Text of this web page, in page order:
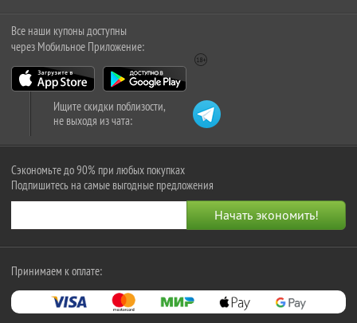
Все наши купоны доступны
через Мобильное Приложение:
Ищите скидки поблизости,
не выходя из чата:
Сэкономьте до 90% при любых покупках
Подпишитесь на самые выгодные предложения
Принимаем к оплате: